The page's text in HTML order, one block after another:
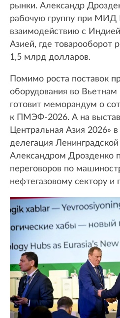
рынки. Александр
рабочую группу при МИД
взаимодействию с
Азией, где товарооборот
1,5 млрд долларов.
Помимо роста поставок
оборудования во
готовит меморандум о
к ПМЭФ-2026. А на
Центральная Азия 2026»
делегация
Александром Дрозденко
переговоров по
нефтегазовому сектору и